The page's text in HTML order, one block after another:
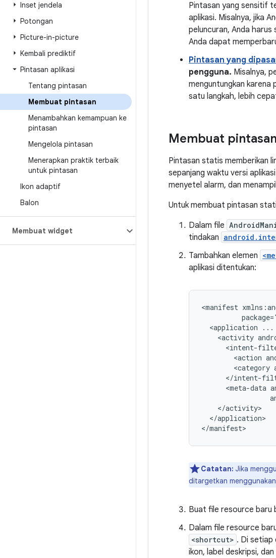
Inset jendela
Potongan
Picture-in-picture
Kembali prediktif
Pintasan aplikasi
Tentang pintasan
Membuat pintasan
Menambahkan kemampuan ke
pintasan
Mengelola pintasan
Menerapkan praktik terbaik
untuk pintasan
Ikon adaptif
Balon
Membuat widget
Pintasan yang sensitif
aplikasi. Misalnya, jika
peluncuran, Anda
Anda dapat
Pintasan yang
pengguna. Misalnya,
menguntungkan karena
satu langkah, lebih
Membuat
Pintasan statis memberikan
sepanjang waktu versi
menyetel alarm, dan
Untuk membuat pintasan
Dalam file
tindakan
Tambahkan elemen
aplikasi ditentukan:
<manifest
<application
...
<activity
<action
<category
<meta-data
</application>
Catatan: Jika
ditargetkan
Buat file resource baru
Dalam file resource
<shortcut> . Di setiap
ikon, label deskripsi,